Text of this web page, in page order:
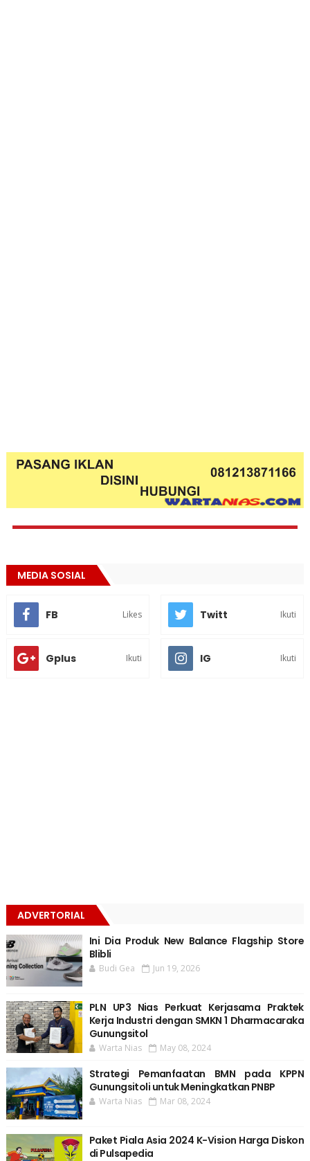
MEDIA SOSIAL
FB Likes Twitt Ikuti
Gplus Ikuti IG Ikuti
ADVERTORIAL
Ini Dia Produk New Balance Flagship Store
Blibli
Budi Gea Jun 19, 2026
PLN UP3 Nias Perkuat Kerjasama Praktek
Kerja Industri dengan SMKN 1 Dharmacaraka
Gunungsitol
Warta Nias May 08, 2024
Strategi Pemanfaatan BMN pada KPPN
Gunungsitoli untuk Meningkatkan PNBP
Warta Nias Mar 08, 2024
Paket Piala Asia 2024 K-Vision Harga Diskon
di Pulsapedia